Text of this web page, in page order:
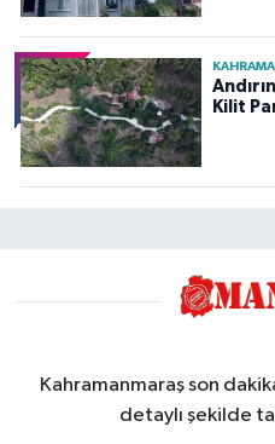
Kilit
Kahramanmaraş son
detaylı şekilde